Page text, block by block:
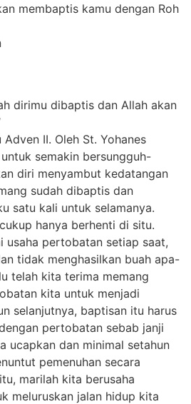
membaptis kamu dengan Roh
dirimu dibaptis dan Allah akan
II. Oleh St. Yohanes
semakin bersungguh-
diri menyambut kedatangan
sudah dibaptis dan
satu kali untuk selamanya.
hanya berhenti di situ.
usaha pertobatan setiap saat,
tidak menghasilkan buah apa-
telah kita terima memang
kita untuk menjadi
selanjutnya, baptisan itu harus
pertobatan sebab janji
ucapkan dan minimal setahun
pemenuhan secara
marilah kita berusaha
meluruskan jalan hidup kita